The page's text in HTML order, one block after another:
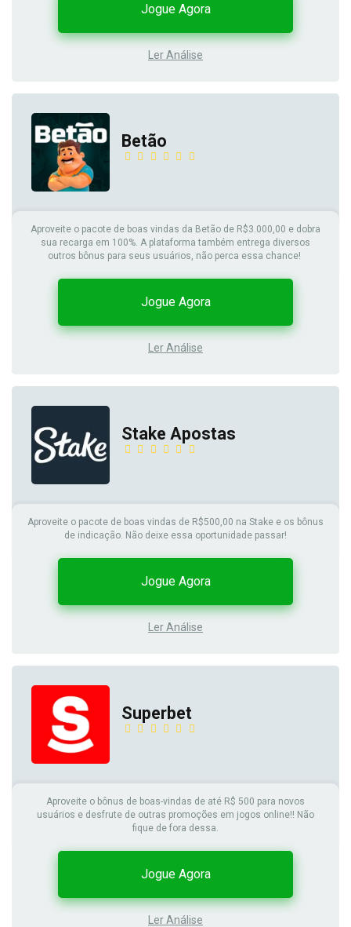
Ler Análise
Jogue Agora
Betão
Aproveite o pacote de boas vindas da Betão de R$3.000,00 e dobra
sua recarga em 100%. A plataforma também entrega diversos
outros bônus para seus usuários, não perca essa chance!
Ler Análise
Jogue Agora
Stake Apostas
Aproveite o pacote de boas vindas de R$500,00 na Stake e os bônus
de indicação. Não deixe essa oportunidade passar!
Ler Análise
Jogue Agora
Superbet
Aproveite o bônus de boas-vindas de até R$ 500 para novos
usuários e desfrute de outras promoções em jogos online!! Não
fique de fora dessa.
Ler Análise
Jogue Agora